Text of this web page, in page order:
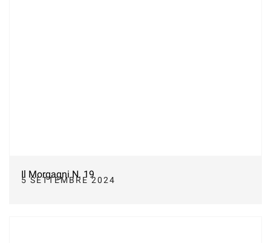
Il Morgagni N. 19
5 SETTEMBRE 2024